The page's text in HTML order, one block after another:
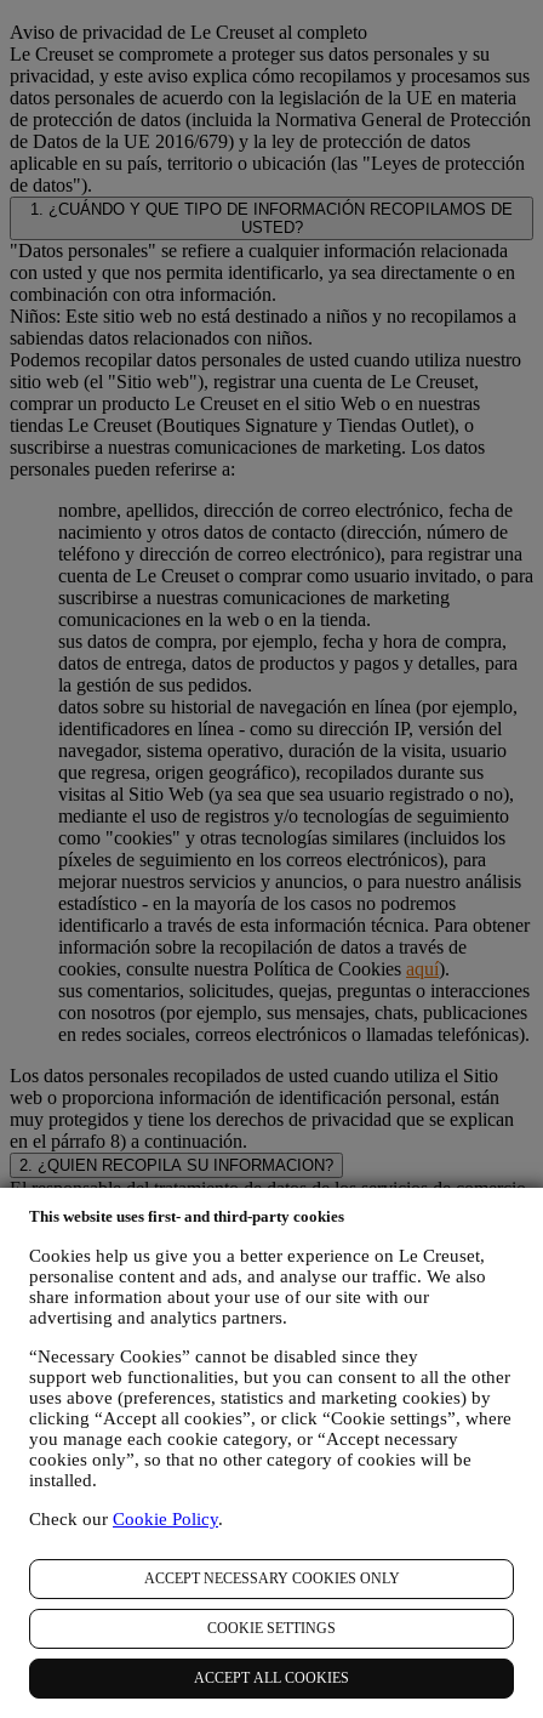
This website uses first- and third-party cookies
Cookies help us give you a better experience on Le Creuset,
personalise content and ads, and analyse our traffic. We also
share information about your use of our site with our
advertising and analytics partners.
“Necessary Cookies” cannot be disabled since they
support web functionalities, but you can consent to all the other
uses above (preferences, statistics and marketing cookies) by
clicking “Accept all cookies”, or click “Cookie settings”, where
you manage each cookie category, or “Accept necessary
cookies only”, so that no other category of cookies will be
installed.
Check our Cookie Policy.
ACCEPT NECESSARY COOKIES ONLY
COOKIE SETTINGS
ACCEPT ALL COOKIES
Aviso de privacidad de Le Creuset al completo
Le Creuset se compromete a proteger sus datos personales y su
privacidad, y este aviso explica cómo recopilamos y procesamos sus
datos personales de acuerdo con la legislación de la UE en materia
de protección de datos (incluida la Normativa General de Protección
de Datos de la UE 2016/679) y la ley de protección de datos
aplicable en su país, territorio o ubicación (las "Leyes de protección
de datos").
1. ¿CUÁNDO Y QUE TIPO DE INFORMACIÓN RECOPILAMOS DE
USTED?
"Datos personales" se refiere a cualquier información relacionada
con usted y que nos permita identificarlo, ya sea directamente o en
combinación con otra información.
Niños: Este sitio web no está destinado a niños y no recopilamos a
sabiendas datos relacionados con niños.
Podemos recopilar datos personales de usted cuando utiliza nuestro
sitio web (el "Sitio web"), registrar una cuenta de Le Creuset,
comprar un producto Le Creuset en el sitio Web o en nuestras
tiendas Le Creuset (Boutiques Signature y Tiendas Outlet), o
suscribirse a nuestras comunicaciones de marketing. Los datos
personales pueden referirse a:
nombre, apellidos, dirección de correo electrónico, fecha de
nacimiento y otros datos de contacto (dirección, número de
teléfono y dirección de correo electrónico), para registrar una
cuenta de Le Creuset o comprar como usuario invitado, o para
suscribirse a nuestras comunicaciones de marketing
comunicaciones en la web o en la tienda.
sus datos de compra, por ejemplo, fecha y hora de compra,
datos de entrega, datos de productos y pagos y detalles, para
la gestión de sus pedidos.
datos sobre su historial de navegación en línea (por ejemplo,
identificadores en línea - como su dirección IP, versión del
navegador, sistema operativo, duración de la visita, usuario
que regresa, origen geográfico), recopilados durante sus
visitas al Sitio Web (ya sea que sea usuario registrado o no),
mediante el uso de registros y/o tecnologías de seguimiento
como "cookies" y otras tecnologías similares (incluidos los
píxeles de seguimiento en los correos electrónicos), para
mejorar nuestros servicios y anuncios, o para nuestro análisis
estadístico - en la mayoría de los casos no podremos
identificarlo a través de esta información técnica. Para obtener
información sobre la recopilación de datos a través de
cookies, consulte nuestra Política de Cookies aquí).
sus comentarios, solicitudes, quejas, preguntas o interacciones
con nosotros (por ejemplo, sus mensajes, chats, publicaciones
en redes sociales, correos electrónicos o llamadas telefónicas).
Los datos personales recopilados de usted cuando utiliza el Sitio
web o proporciona información de identificación personal, están
muy protegidos y tiene los derechos de privacidad que se explican
en el párrafo 8) a continuación.
2. ¿QUIEN RECOPILA SU INFORMACION?
El responsable del tratamiento de datos de los servicios de comercio
electrónico ofrecidos a través del Sitio Web es Le Creuset SL con
domicilio social en Paseo de Gracia 9, 2º - 08007 – Barcelona.
Si consientes recibir comunicaciones de marketing de nuestra parte,
pasarás a formar parte de la base de datos de consumidores del
grupo Le Creuset, que es gestionada, como corresponsables del
tratamiento, por Le Creuset SL y Le Creuset Group AG, con
designado como representante en la UE a Le Creuset SL, con
número de IVA B62153630, con oficinas en Paseo de Gracia 9, 2º,
08007 Barcelona, España), en base a un acuerdo de
corresponsabilidad que establece esencialmente que
(a) Le Creuset Group AG se encarga de la estrategia general que
rige el marketing y la experiencia personalizada del cliente;
dicha estrategia, así como desarrollan de manera independiente
país específico);
(c) ambos corresponsables están obligados a atender las solicitudes
de derechos de los interesados.
3. ¿POR QUÉ RECOPILAMOS ESTA INFORMACIÓN?
Podemos procesar sus datos para los siguientes fines: